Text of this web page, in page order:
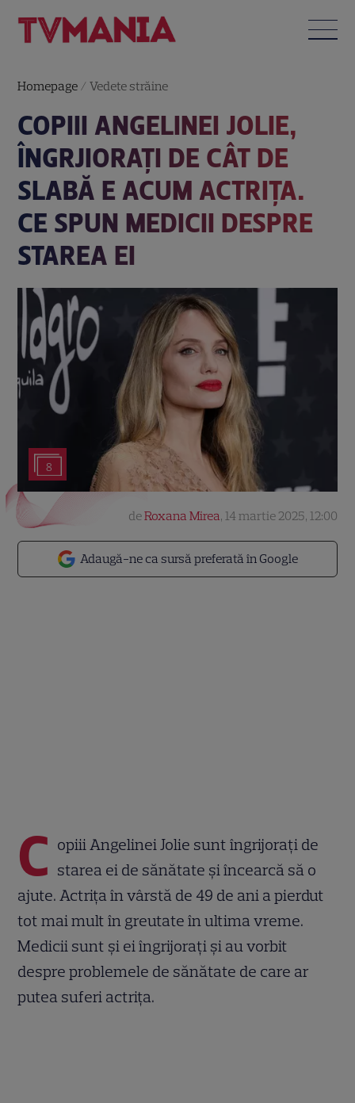
Homepage /Vedete străine
COPIII ANGELINEI JOLIE,
ÎNGRJIORAȚI DE CÂT DE
SLABĂ E ACUM ACTRIȚA.
CE SPUN MEDICII DESPRE
STAREA EI
8
Adaugă-ne ca sursă preferată în Google
deRoxana Mirea, 14 martie 2025, 12:00
C opiii Angelinei Jolie sunt îngrijorați de
starea ei de sănătate și încearcă să o
ajute. Actrița în vârstă de 49 de ani a pierdut
tot mai mult în greutate în ultima vreme.
Medicii sunt și ei îngrijorați și au vorbit
despre problemele de sănătate de care ar
putea suferi actrița.